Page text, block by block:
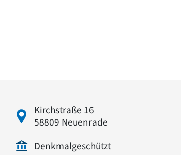
Kirchstraße 16
58809 Neuenrade
Denkmalgeschützt